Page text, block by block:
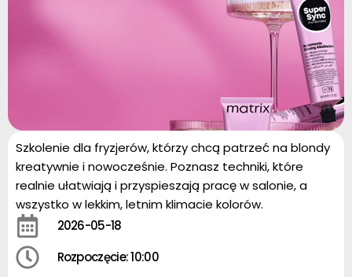
Szkolenie dla fryzjerów, którzy chcą patrzeć na blondy
kreatywnie i nowocześnie. Poznasz techniki, które
realnie ułatwiają i przyspieszają pracę w salonie, a
wszystko w lekkim, letnim klimacie kolorów.
2026-05-18
Rozpoczęcie: 10:00